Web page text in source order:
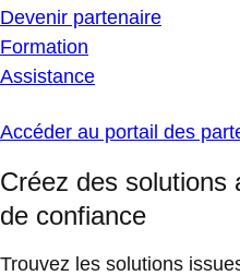
Devenir partenaire
Formation
Assistance
Accéder au portail des
Créez des solutions
de confiance
Trouvez les solutions